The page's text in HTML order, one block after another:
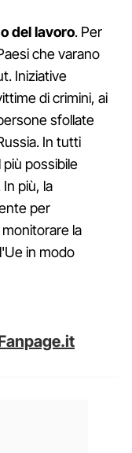
del lavoro. Per
che varano
Iniziative
di crimini, ai
sfollate
In tutti
possibile
In più, la
per
la
in modo